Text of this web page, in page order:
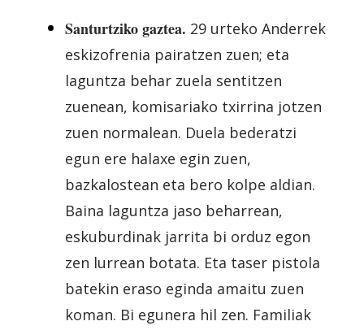
Santurtziko gaztea. 29 urteko Anderrek
eskizofrenia pairatzen zuen; eta
laguntza behar zuela sentitzen
zuenean, komisariako txirrina jotzen
zuen normalean. Duela bederatzi
egun ere halaxe egin zuen,
bazkalostean eta bero kolpe aldian.
Baina laguntza jaso beharrean,
eskuburdinak jarrita bi orduz egon
zen lurrean botata. Eta taser pistola
batekin eraso eginda amaitu zuen
koman. Bi egunera hil zen. Familiak